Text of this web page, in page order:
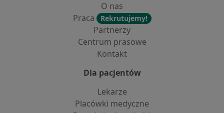
O nas
Praca
Rekrutujemy!
Partnerzy
Centrum prasowe
Kontakt
Dla pacjentów
Lekarze
Placówki medyczne